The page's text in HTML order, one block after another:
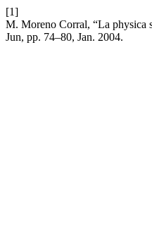
[1]
M. Moreno Corral, “La physica
Jun, pp. 74–80, Jan. 2004.